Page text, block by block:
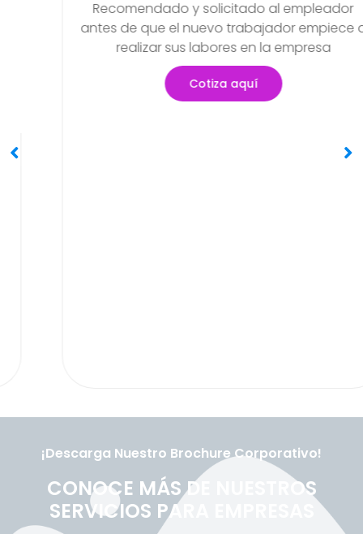
Examen Médico
¡Descarga Nuestro Brochure Corporativo!
CONOCE MÁS DE NUESTROS
SERVICIOS PARA EMPRESAS